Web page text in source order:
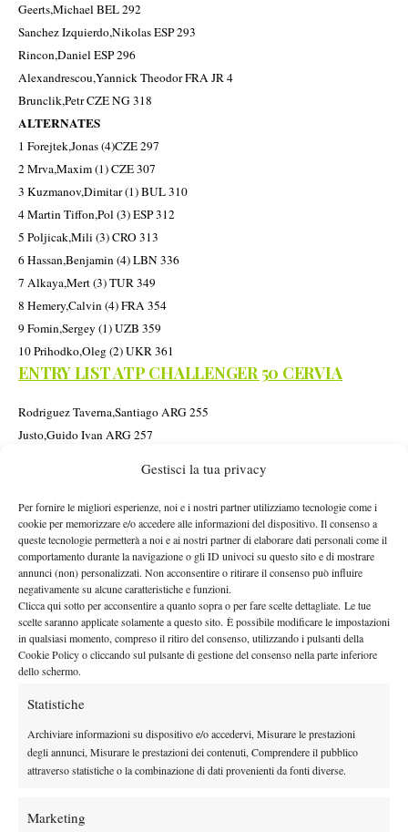
Gestisci la tua privacy
Per fornire le migliori esperienze, noi e i nostri partner utilizziamo tecnologie come i
cookie per memorizzare e/o accedere alle informazioni del dispositivo. Il consenso a
queste tecnologie permetterà a noi e ai nostri partner di elaborare dati personali come il
comportamento durante la navigazione o gli ID univoci su questo sito e di mostrare
annunci (non) personalizzati. Non acconsentire o ritirare il consenso può influire
negativamente su alcune caratteristiche e funzioni.
Clicca qui sotto per acconsentire a quanto sopra o per fare scelte dettagliate. Le tue
scelte saranno applicate solamente a questo sito. È possibile modificare le impostazioni
in qualsiasi momento, compreso il ritiro del consenso, utilizzando i pulsanti della
Cookie Policy o cliccando sul pulsante di gestione del consenso nella parte inferiore
dello schermo.
Statistiche
Archiviare informazioni su dispositivo e/o accedervi, Misurare le prestazioni
degli annunci, Misurare le prestazioni dei contenuti, Comprendere il pubblico
attraverso statistiche o la combinazione di dati provenienti da fonti diverse.
Marketing
Geerts,Michael BEL 292
Sanchez Izquierdo,Nikolas ESP 293
Rincon,Daniel ESP 296
Alexandrescou,Yannick Theodor FRA JR 4
Brunclik,Petr CZE NG 318
ALTERNATES
1 Forejtek,Jonas (4)CZE 297
2 Mrva,Maxim (1) CZE 307
3 Kuzmanov,Dimitar (1) BUL 310
4 Martin Tiffon,Pol (3) ESP 312
5 Poljicak,Mili (3) CRO 313
6 Hassan,Benjamin (4) LBN 336
7 Alkaya,Mert (3) TUR 349
8 Hemery,Calvin (4) FRA 354
9 Fomin,Sergey (1) UZB 359
10 Prihodko,Oleg (2) UKR 361
ENTRY LIST ATP CHALLENGER 50 CERVIA
Rodriguez Taverna,Santiago ARG 255
Justo,Guido Ivan ARG 257
Krueger,Mitchell USA 278
Ribecai,Michele ITA 281
Dellien,Murkel BOL 286
Marmousez,Lilian FRA 309
Kopp,Sandro AUT 317
Krumich,Martin CZE 320
Bondioli,Federico ITA 329
Boitan,Adrian ROU 333
Tu,Li AUS 345
Xilas,Ioannis GRE 356
Gadamauri,Buvaysar BEL 357
Kouame,Moise FRA 358
Prihodko,Oleg UKR 361